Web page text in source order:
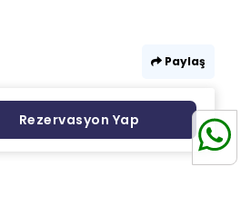
Paylaş
Rezervasyon Yap